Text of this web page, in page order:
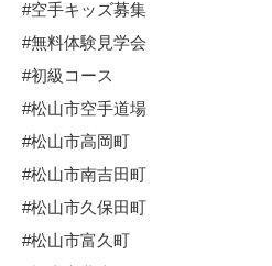
#空手キッズ募集
#無料体験見学会
#初級コース
#松山市空手道場
#松山市高岡町
#松山市南吉田町
#松山市久保田町
#松山市富久町